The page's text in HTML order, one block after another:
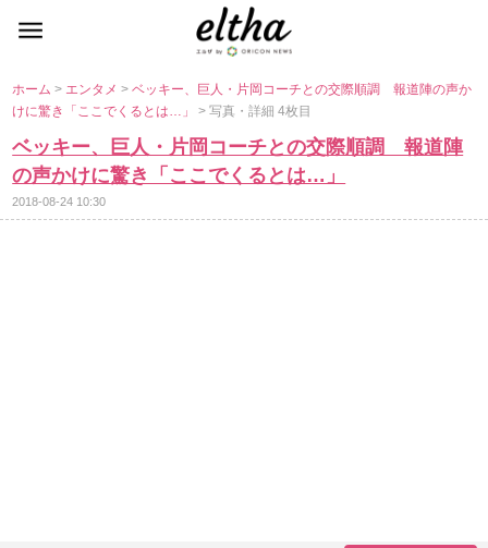
ホーム> エンタメ>ベッキー、巨人・片岡コーチとの交際順調 報道陣の声か
けに驚き「ここでくるとは…」> 写真・詳細 4枚目
ベッキー、巨人・片岡コーチとの交際順調 報道陣
の声かけに驚き「ここでくるとは…」
2018-08-24 10:30